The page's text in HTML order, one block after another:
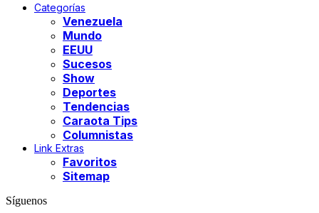
Categorías
Venezuela
Mundo
EEUU
Sucesos
Show
Deportes
Tendencias
Caraota Tips
Columnistas
Link Extras
Favoritos
Sitemap
Síguenos